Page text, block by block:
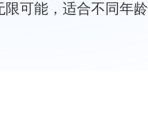
可能，适合不同年龄